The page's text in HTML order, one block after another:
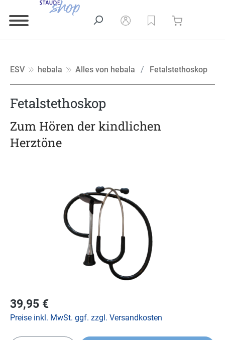
ESV hebala Alles von hebala Fetalstethoskop
Fetalstethoskop
Zum Hören der kindlichen
Herztöne
39,95 €
Preise inkl. MwSt. ggf. zzgl. Versandkosten